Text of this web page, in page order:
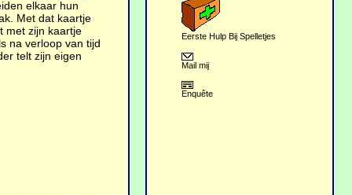
elkaar hun
Met dat kaartje
met zijn kaartje
na verloop van tijd
telt zijn eigen
Eerste Hulp Bij Spelletjes
Mail mij
Enquête